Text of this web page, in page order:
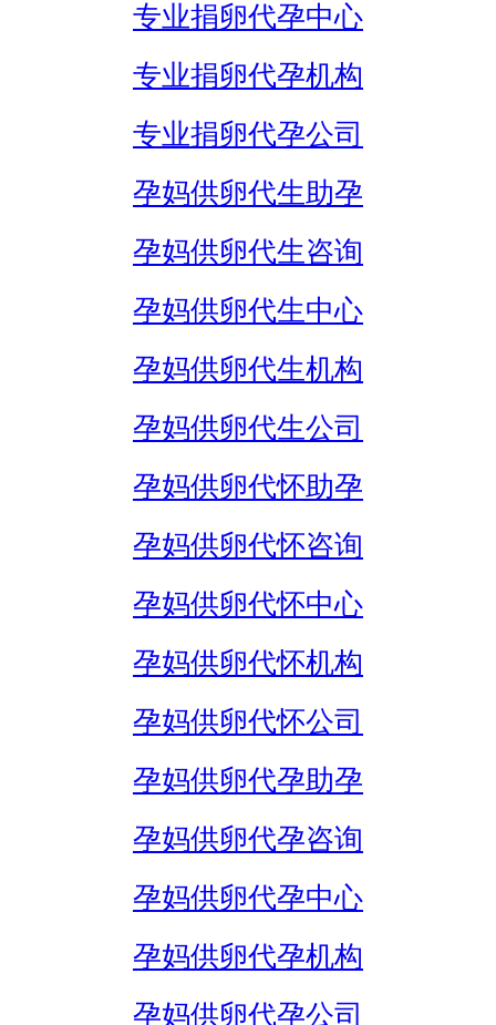
专业捐卵代孕中心
专业捐卵代孕机构
专业捐卵代孕公司
孕妈供卵代生助孕
孕妈供卵代生咨询
孕妈供卵代生中心
孕妈供卵代生机构
孕妈供卵代生公司
孕妈供卵代怀助孕
孕妈供卵代怀咨询
孕妈供卵代怀中心
孕妈供卵代怀机构
孕妈供卵代怀公司
孕妈供卵代孕助孕
孕妈供卵代孕咨询
孕妈供卵代孕中心
孕妈供卵代孕机构
孕妈供卵代孕公司